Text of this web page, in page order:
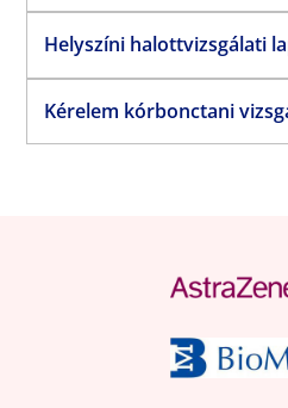
Helyszíni halottvizsgálati
Kérelem kórbonctani